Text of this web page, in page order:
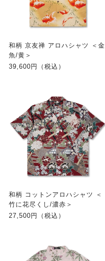
和柄 京友禅 アロハシャツ ＜金
魚/黄＞
39,600円（税込）
和柄 コットンアロハシャツ ＜
竹に花尽くし/濃赤＞
27,500円（税込）